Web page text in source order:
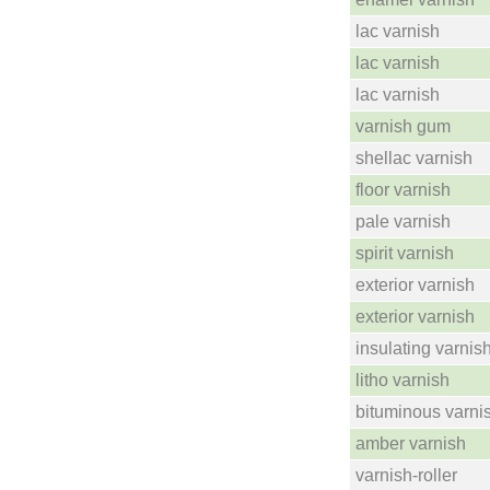
lac varnish
lac varnish
lac varnish
varnish gum
shellac varnish
floor varnish
pale varnish
spirit varnish
exterior varnish
exterior varnish
insulating
litho varnish
bituminous
amber varnish
varnish-roller